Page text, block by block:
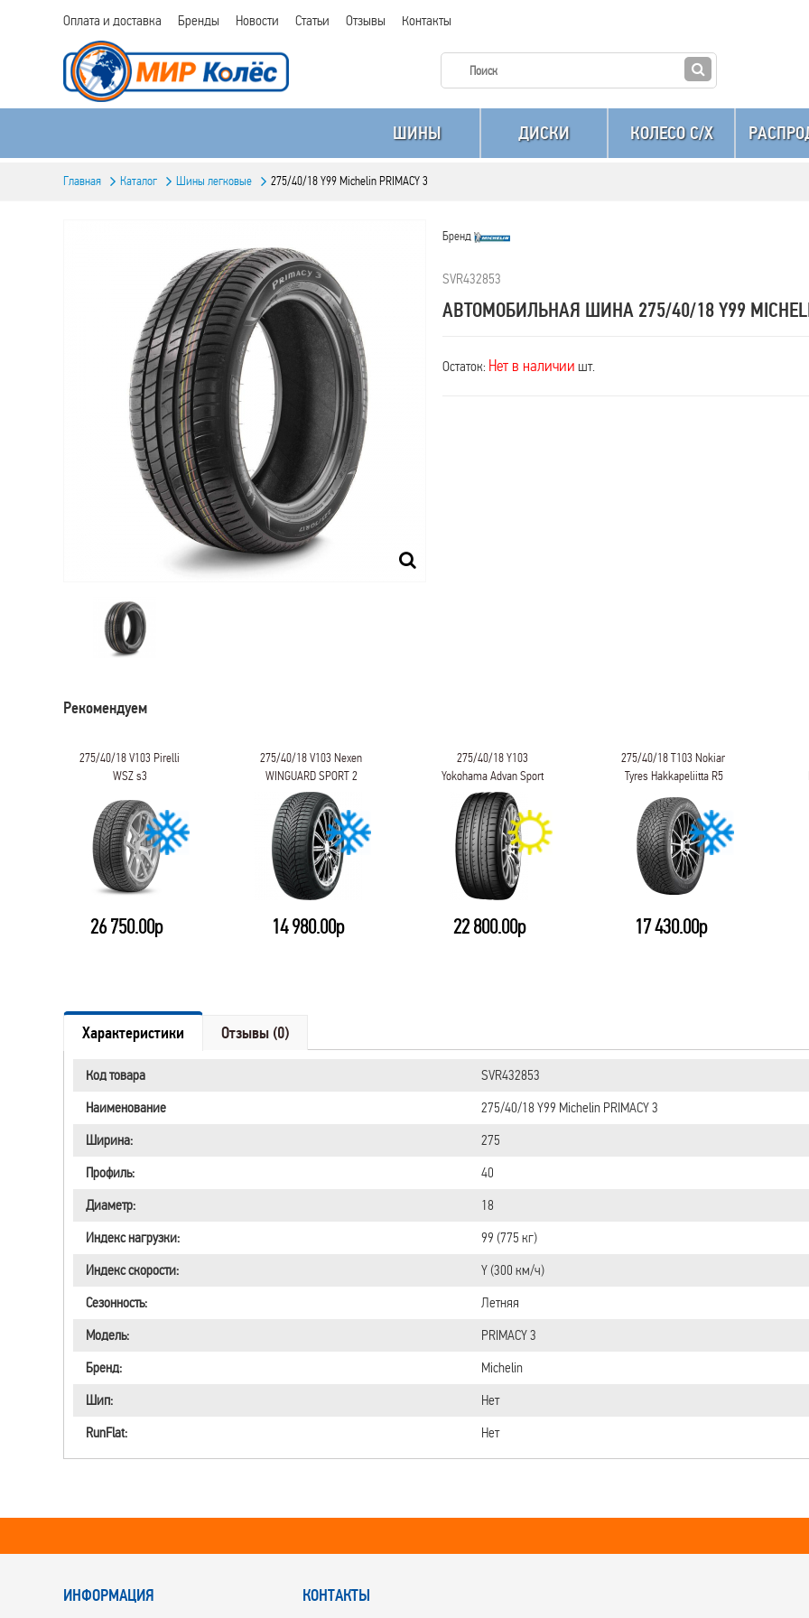
Оплата и доставка Бренды Новости Статьи Отзывы Контакты
ШИНЫ ДИСКИ КОЛЕСО C/X
Главная Каталог Шины легковые 275/40/18 Y99 Michelin PRIMACY 3
Бренд
SVR432853
АВТОМОБИЛЬНАЯ ШИНА 275/40/18 Y99
Остаток: Нет в наличии шт.
Рекомендуем
275/40/18 V103 Nexen
WINGUARD SPORT 2
14 980.00р
275/40/18 Y103
Yokohama Advan Sport
V107E
22 800.00р
275/40/18 T103 Nokian
Tyres Hakkapeliitta R5
17 430.00р
275/40/18 T103
IKONTyres Autograph
Ice 10
34 280.00р
Характеристики Отзывы (0)
Код товара
SVR432853
Наименование
275/40/18 Y99 Michelin PRIMACY 3
Ширина:
275
Профиль:
40
Диаметр:
18
Индекс нагрузки:
99 (775 кг)
Индекс скорости:
Y (300 км/ч)
Сезонность:
Летняя
Модель:
PRIMACY 3
Бренд:
Michelin
Шип:
Нет
RunFlat:
Нет
ИНФОРМАЦИЯ КОНТАКТЫ